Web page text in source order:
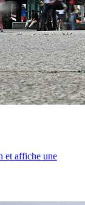
et affiche une